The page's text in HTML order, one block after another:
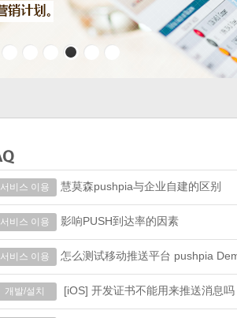
서비스 이용 慧莫森pushpia与企业自建的区别
서비스 이용 影响PUSH到达率的因素
서비스 이용 怎么测试移动推送平台 pushpia
개발/설치 [iOS] 开发证书不能用来推送消息吗